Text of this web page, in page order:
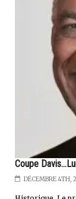
Coupe
DÉCEMBRE 4TH,